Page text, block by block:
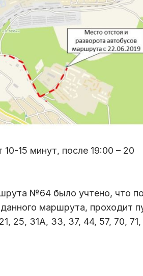
15 минут, после 19:00 – 20
№64 было учтено, что
маршрута, проходит
25, 31А, 33, 37, 44, 57, 70, 71,